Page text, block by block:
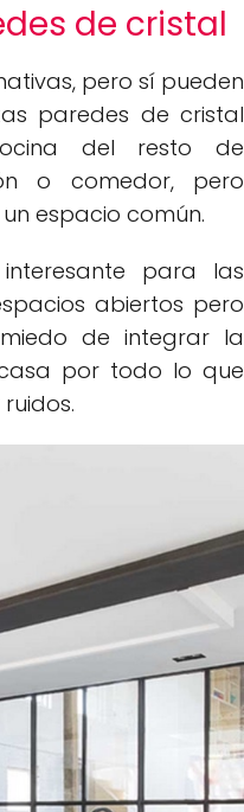
de cristal
pero sí pueden
paredes de cristal
del resto de
o comedor, pero
espacio común.
para las
abiertos pero
de integrar la
por todo lo que